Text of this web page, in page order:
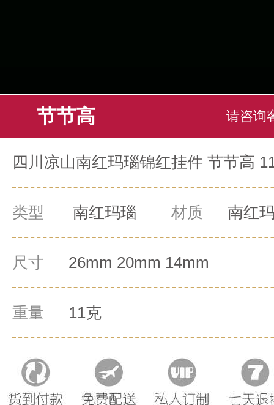
节节高 请咨询
四川凉山南红玛瑙锦红挂件 节节高
类型 南红玛瑙 材质 南红
尺寸 26mm 20mm 14mm
重量 11克